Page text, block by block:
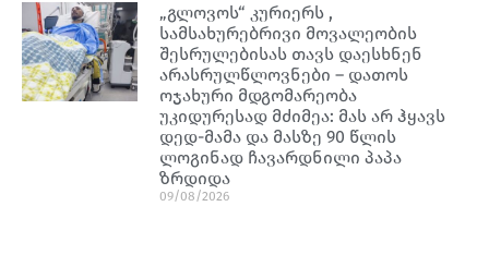
„გლოვოს“ კურიერს ,
სამსახურებრივი მოვალეობის
შესრულებისას თავს დაესხნენ
არასრულწლოვნები – დათოს
ოჯახური მდგომარეობა
უკიდურესად მძიმეა: მას არ ჰყავს
დედ-მამა და მასზე 90 წლის
ლოგინად ჩავარდნილი პაპა
ზრდიდა
09/08/2026